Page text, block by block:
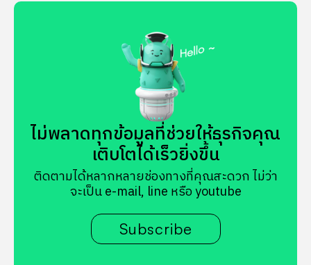
ไม่พลาดทุกข้อมูลที่ช่วยให้ธุรกิจคุณ
เติบโตได้เร็วยิ่งขึ้น
ติดตามได้หลากหลายช่องทางที่คุณสะดวก ไม่ว่า
จะเป็น e-mail, line หรือ youtube
Subscribe